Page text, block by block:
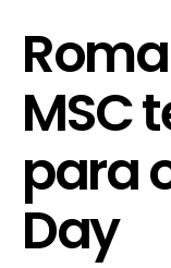
MSC
para
Day